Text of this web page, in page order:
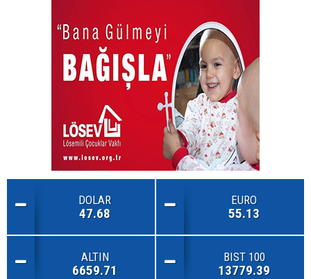
DOLAR
47.68
EURO
55.13
ALTIN
6659.71
BIST 100
13779.39